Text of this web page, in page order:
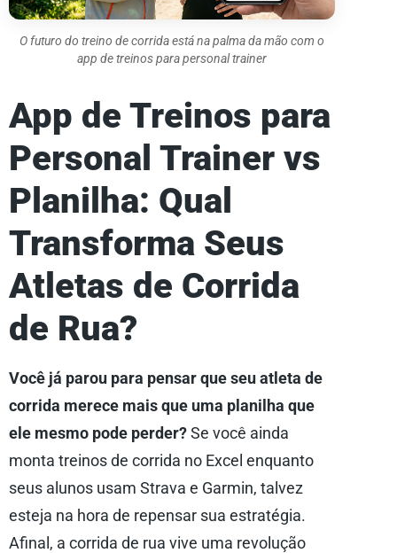
O futuro do treino de corrida está na palma da mão com o
app de treinos para personal trainer
App de Treinos para
Personal Trainer vs
Planilha: Qual
Transforma Seus
Atletas de Corrida
de Rua?
Você já parou para pensar que seu atleta de
corrida merece mais que uma planilha que
ele mesmo pode perder?Se você ainda
monta treinos de corrida no Excel enquanto
seus alunos usam Strava e Garmin, talvez
esteja na hora de repensar sua estratégia.
Afinal, a corrida de rua vive uma revolução